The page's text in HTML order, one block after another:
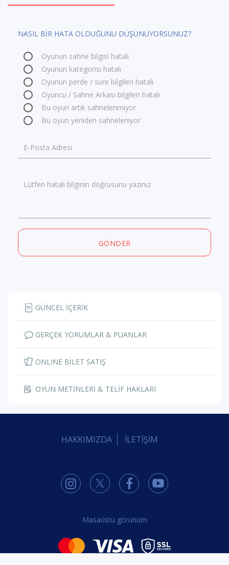
NASIL BİR HATA OLDUĞUNU DÜŞÜNÜYORSUNUZ?
Oyunun sahne bilgisi hatalı
Oyunun kategorisi hatalı
Oyunun perde / süre bilgileri hatalı
Oyuncu / Sahne Arkası bilgileri hatalı
Bu oyun artık sahnelenmiyor
Bu oyun yeniden sahneleniyor
E-Posta Adresi
Lütfen hatalı bilginin doğrusunu yazınız
GÖNDER
GÜNCEL İÇERİK
GERÇEK YORUMLAR & PUANLAR
ONLINE BİLET SATIŞ
OYUN METİNLERİ & TELİF HAKLARI
HAKKIMIZDA İLETİŞİM
Masaüstü görünüm